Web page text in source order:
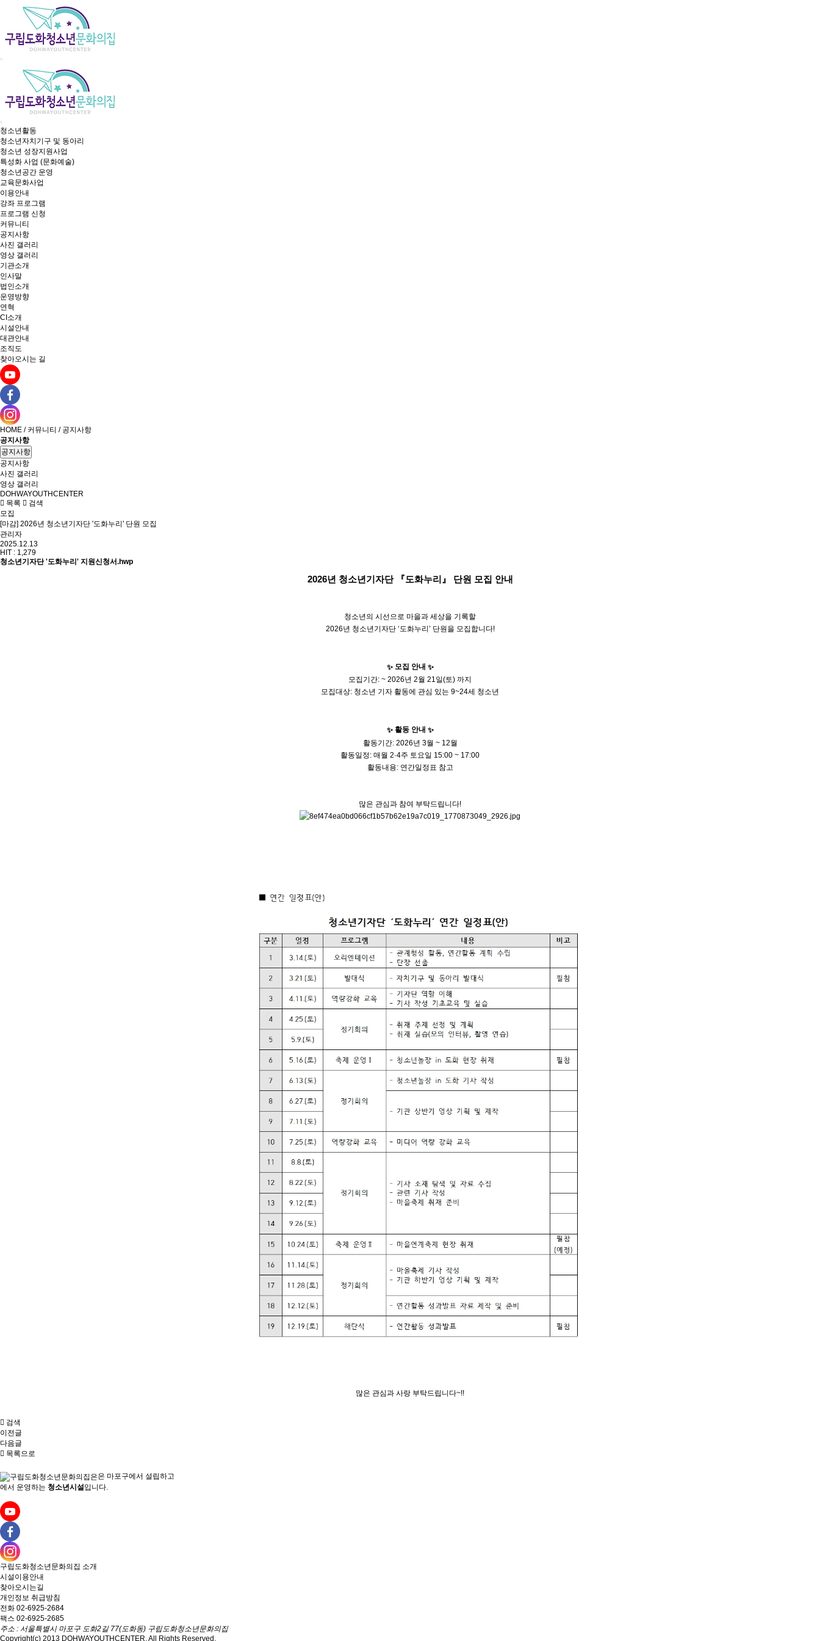
청소년활동
청소년자치기구 및 동아리
청소년 성장지원사업
특성화 사업 (문화예술)
청소년공간 운영
교육문화사업
이용안내
강좌 프로그램
프로그램 신청
커뮤니티
공지사항
사진 갤러리
영상 갤러리
기관소개
인사말
법인소개
운영방향
연혁
CI소개
시설안내
대관안내
조직도
찾아오시는 길
HOME / 커뮤니티 / 공지사항
공지사항
공지사항
공지사항
사진 갤러리
영상 갤러리
DOHWAYOUTHCENTER
목록
검색
모집
[마감] 2026년 청소년기자단 '도화누리' 단원 모집
관리자
2025.12.13
HIT : 1,279
청소년기자단 '도화누리' 지원신청서.hwp
2026년 청소년기자단 『도화누리』 단원 모집 안내
청소년의 시선으로 마을과 세상을 기록할
2026년 청소년기자단 ‘도화누리’ 단원을 모집합니다!
✨모집 안내 ✨
모집기간: ~ 2026년 2월 21일(토) 까지
모집대상: 청소년 기자 활동에 관심 있는 9~24세 청소년
✨활동 안내 ✨
활동기간: 2026년 3월 ~ 12월
활동일정: 매월 2·4주 토요일 15:00 ~ 17:00
활동내용: 연간일정표 참고
많은 관심과 참여 부탁드립니다!
많은 관심과 사랑 부탁드립니다~!!
검색
이전글
다음글
목록으로
은 마포구에서 설립하고
에서 운영하는 청소년시설입니다.
구립도화청소년문화의집 소개
시설이용안내
찾아오시는길
개인정보 취급방침
전화 02-6925-2684
팩스 02-6925-2685
주소 : 서울특별시 마포구 도화2길 77(도화동) 구립도화청소년문화의집
Copyright(c) 2013 DOHWAYOUTHCENTER. All Rights Reserved.